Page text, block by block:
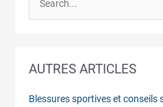
h
AUTRES ARTICLES
Blessures sportives et conseils